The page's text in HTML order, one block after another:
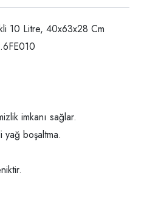
10 Litre, 40x63x28 Cm
imkanı sağlar.
yağ boşaltma.